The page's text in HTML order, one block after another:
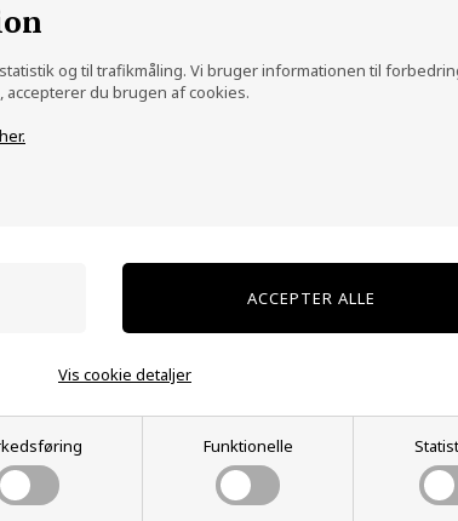
og til trafikmåling. Vi bruger informationen til
du brugen af cookies.
Funktionelle
Vis cookie detaljer